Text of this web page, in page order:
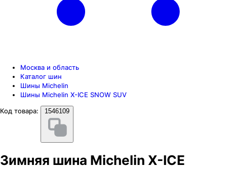
Москва и область
Каталог шин
Шины Michelin
Шины Michelin X-ICE SNOW SUV
Код товара:
1546109
Зимняя шина Michelin X-ICE